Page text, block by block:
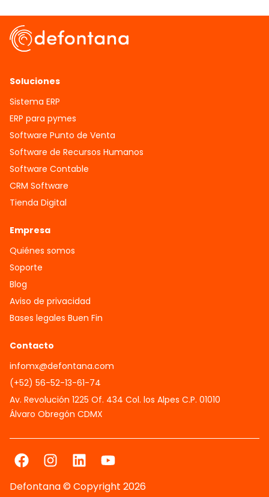
Soluciones
Sistema ERP
ERP para pymes
Software Punto de Venta
Software de Recursos Humanos
Software Contable
CRM Software
Tienda Digital
Empresa
Quiénes somos
Soporte
Blog
Aviso de privacidad
Bases legales Buen Fin
Contacto
infomx@defontana.com
(+52) 56-52-13-61-74
Av. Revolución 1225 Of. 434 Col. los Alpes C.P. 01010
Álvaro Obregón CDMX
Defontana © Copyright 2026